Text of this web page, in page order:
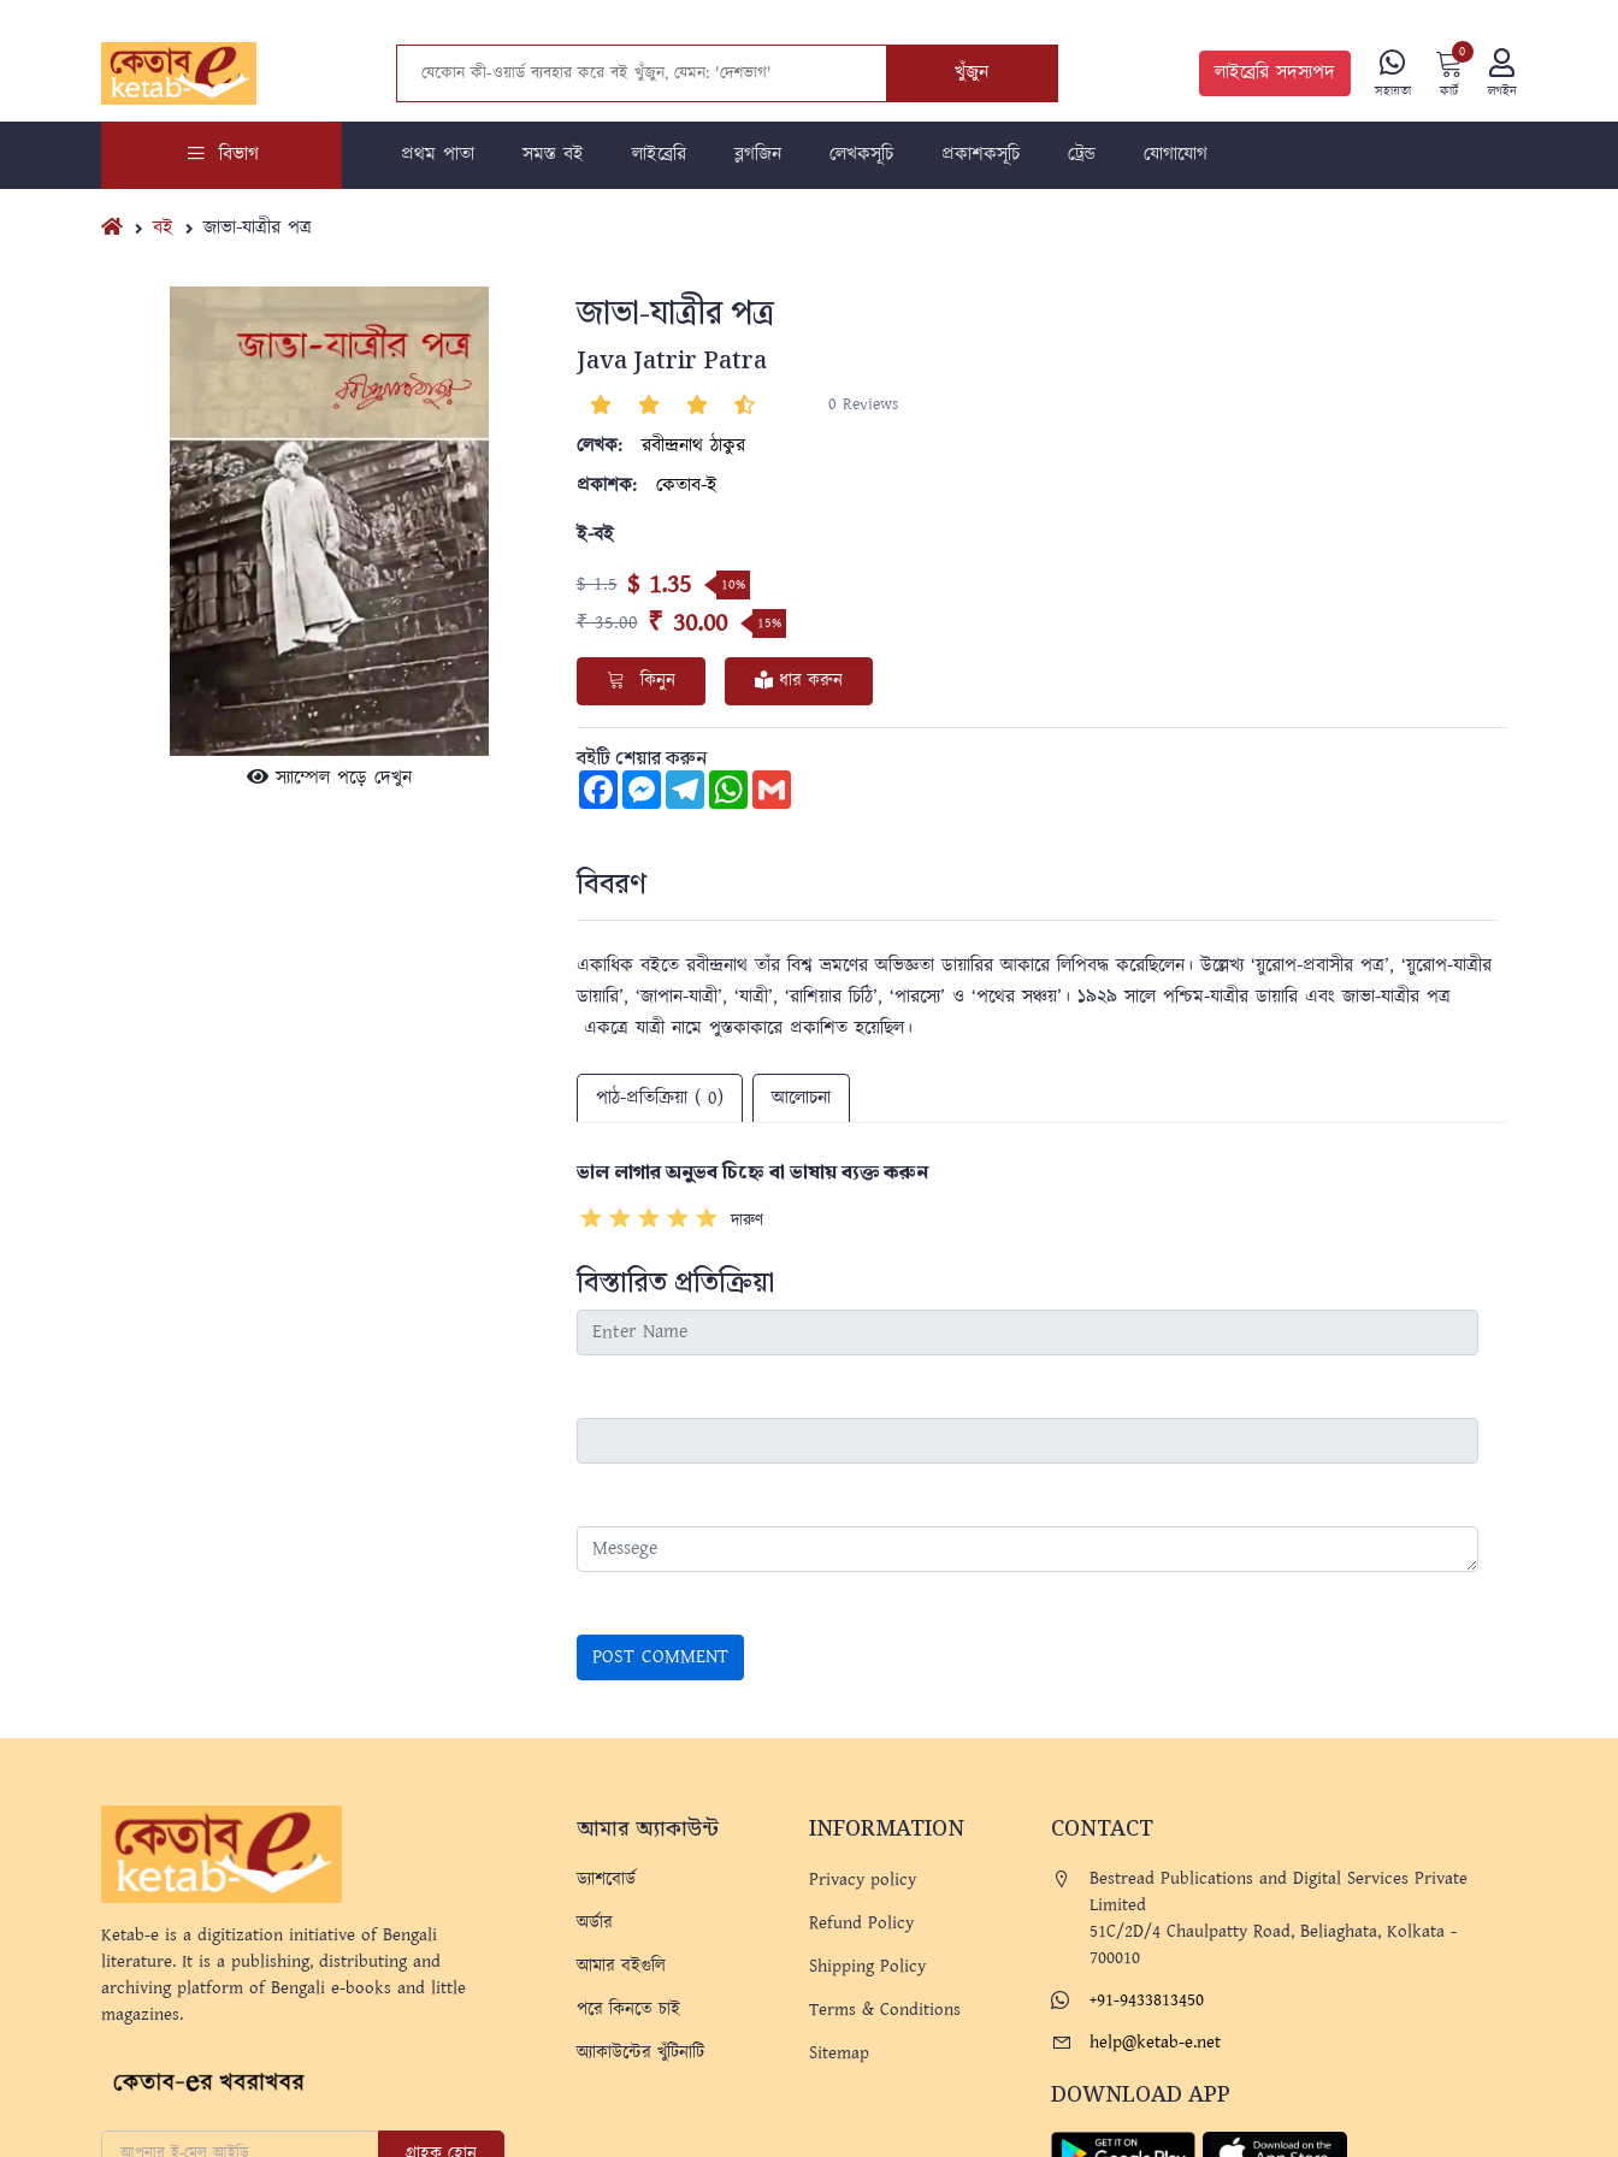
খুঁজুন লাইব্রেরি সদস্যপদ
সহায়তা কার্ট
0
লগইন
বিভাগ প্রথম পাতা সমস্ত বই লাইব্রেরি ব্লগজিন লেখকসূচি প্রকাশকসূচি ট্রেন্ড যোগাযোগ
বই জাভা-যাত্রীর পত্র
স্যাম্পেল পড়ে দেখুন
জাভা-যাত্রীর পত্র
Java Jatrir Patra
0 Reviews
লেখক:
রবীন্দ্রনাথ ঠাকুর
প্রকাশক:
কেতাব-ই
ই-বই
$ 1.5 $ 1.35 10%
₹ 35.00 ₹ 30.00 15%
কিনুন ধার করুন
বইটি শেয়ার করুন
FacebookMessenger
TelegramWhatsApp
Gmail
বিবরণ
একাধিক বইতে রবীন্দ্রনাথ তাঁর বিশ্ব ভ্রমণের অভিজ্ঞতা ডায়ারির আকারে লিপিবদ্ধ করেছিলেন। উল্লেখ্য ‘য়ুরোপ-প্রবাসীর পত্র’, ‘য়ুরোপ-যাত্রীর
ডায়ারি’, ‘জাপান-যাত্রী’, ‘যাত্রী’, ‘রাশিয়ার চিঠি’, ‘পারস্যে’ ও ‘পথের সঞ্চয়’। ১৯২৯ সালে পশ্চিম-যাত্রীর ডায়ারি এবং জাভা-যাত্রীর পত্র
একত্রে যাত্রী নামে পুস্তকাকারে প্রকাশিত হয়েছিল।
পাঠ-প্রতিক্রিয়া ( 0) আলোচনা
ভাল লাগার অনুভব চিহ্নে বা ভাষায় ব্যক্ত করুন
দারুণ
বিস্তারিত প্রতিক্রিয়া
Ketab-e is a digitization initiative of Bengali
literature. It is a publishing, distributing and
archiving platform of Bengali e-books and little
magazines.
আমার অ্যাকাউন্ট
ড্যাশবোর্ড
অর্ডার
আমার বইগুলি
পরে কিনতে চাই
অ্যাকাউন্টের খুঁটিনাটি
INFORMATION
Privacy policy
Refund Policy
Shipping Policy
Terms & Conditions
Sitemap
CONTACT
Bestread Publications and Digital Services Private
Limited
51C/2D/4 Chaulpatty Road, Beliaghata, Kolkata -
700010
+91-9433813450
help@ketab-e.net
DOWNLOAD APP